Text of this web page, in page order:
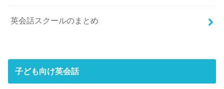
英会話スクールのまとめ
子ども向け英会話